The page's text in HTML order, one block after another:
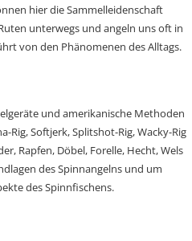
hier die Sammelleidenschaft
unterwegs und angeln uns oft in
von den Phänomenen des Alltags.
und amerikanische Methoden
Rig, Softjerk, Splitshot-Rig, Wacky-Rig
Rapfen, Döbel, Forelle, Hecht, Wels
des Spinnangelns und um
des Spinnfischens.